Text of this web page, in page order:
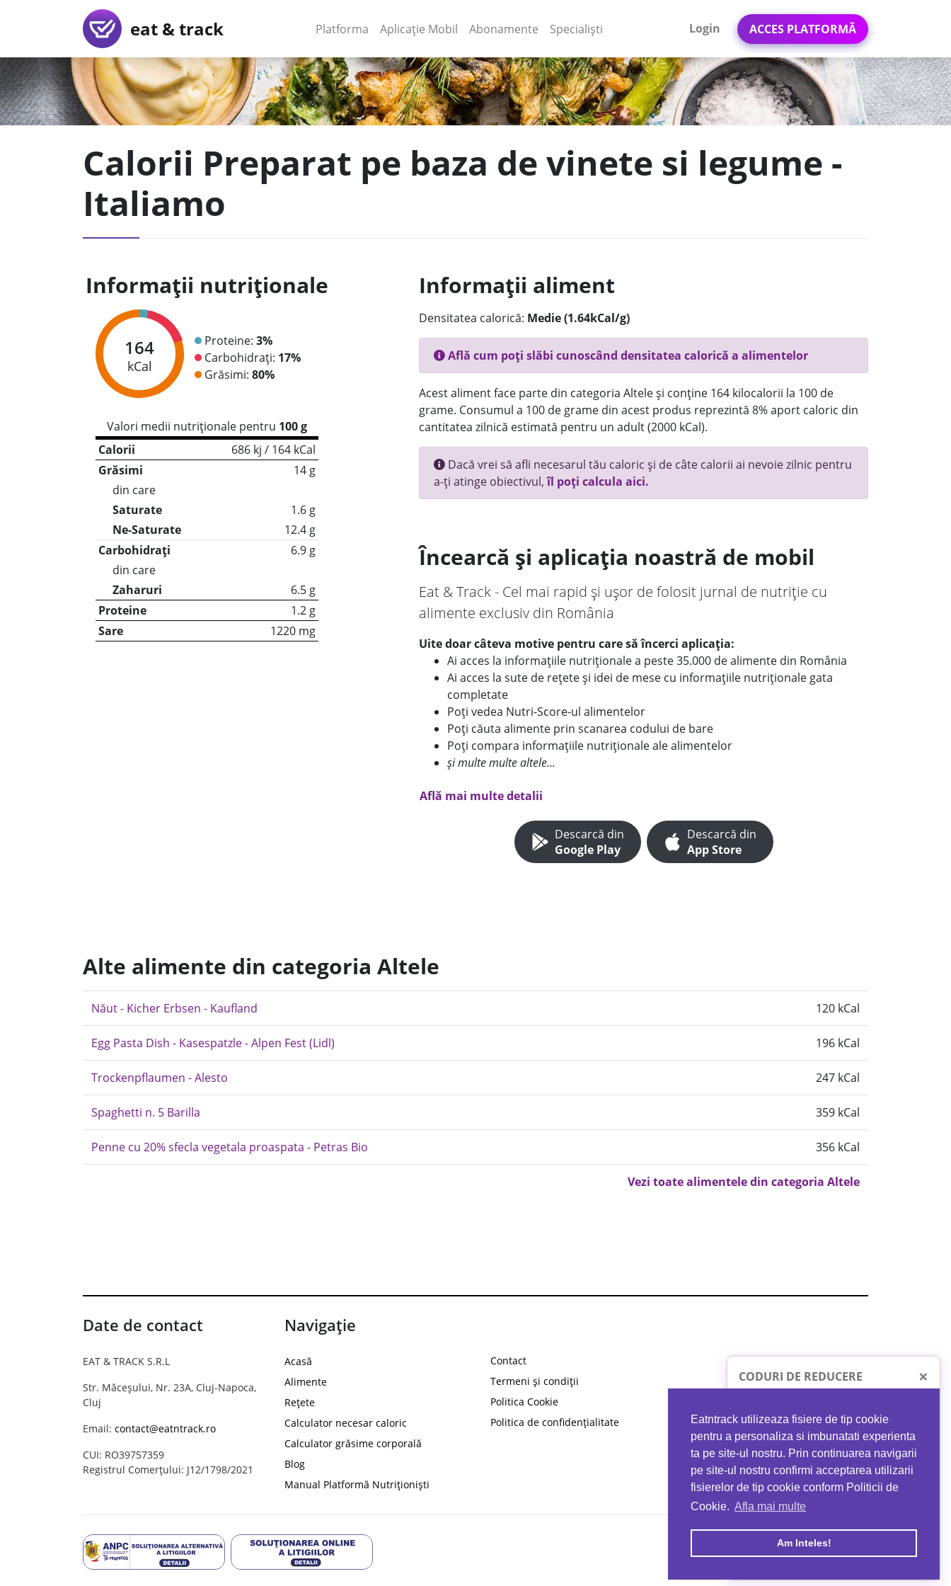
Eatntrack utilizeaza fisiere de tip cookie
pentru a personaliza si imbunatati experienta
ta pe site-ul nostru. Prin continuarea navigarii
pe site-ul nostru confirmi acceptarea utilizarii
fisierelor de tip cookie conform Politicii de
Cookie. Afla mai multe
Am Inteles!
eat & track Platforma (current)
Aplicație Mobil (current)
Abonamente Specialiști Login ACCES PLATFORMĂ
Calorii Preparat pe baza de vinete si legume -
Italiamo
Informații nutriționale
164
kCal
Proteine: 3%
Carbohidrați: 17%
Grăsimi: 80%
Valori medii nutriționale pentru 100 g
Calorii
686 kj / 164 kCal
Grăsimi
14 g
din care
Saturate
1.6 g
Ne-Saturate
12.4 g
Carbohidrați
6.9 g
din care
Zaharuri
6.5 g
Proteine
1.2 g
Sare
1220 mg
Informații aliment
Densitatea calorică: Medie (1.64kCal/g)
Află cum poți slăbi cunoscând densitatea calorică a alimentelor
Acest aliment face parte din categoria Altele și conține 164 kilocalorii la 100 de
grame. Consumul a 100 de grame din acest produs reprezintă 8% aport caloric din
cantitatea zilnică estimată pentru un adult (2000 kCal).
Dacă vrei să afli necesarul tău caloric și de câte calorii ai nevoie zilnic pentru
a-ți atinge obiectivul,îl poți calcula aici.
Încearcă și aplicația noastră de mobil
Eat & Track - Cel mai rapid și ușor de folosit jurnal de nutriție cu
alimente exclusiv din România
Uite doar câteva motive pentru care să încerci aplicația:
Ai acces la informațiile nutriționale a peste 35.000 de alimente din România
Ai acces la sute de rețete și idei de mese cu informațiile nutriționale gata
completate
Poți vedea Nutri-Score-ul alimentelor
Poți căuta alimente prin scanarea codului de bare
Poți compara informațiile nutriționale ale alimentelor
și multe multe altele...
Află mai multe detalii
Descarcă din
Google Play
Descarcă din
App Store
Alte alimente din categoria Altele
Năut - Kicher Erbsen - Kaufland 120 kCal
Egg Pasta Dish - Kasespatzle - Alpen Fest (Lidl) 196 kCal
Trockenpflaumen - Alesto 247 kCal
Spaghetti n. 5 Barilla 359 kCal
Penne cu 20% sfecla vegetala proaspata - Petras Bio 356 kCal
Vezi toate alimentele din categoria Altele
Date de contact
EAT & TRACK S.R.L
Str. Măceșului, Nr. 23A, Cluj-Napoca,
Cluj
Email: contact@eatntrack.ro
CUI: RO39757359
Registrul Comerțului: J12/1798/2021
Navigație
Acasă
Alimente
Rețete
Calculator necesar caloric
Calculator grăsime corporală
Blog
Manual Platformă Nutriționiști
Contact
Termeni și condiții
Politica Cookie
Politica de confidențialitate
CODURI DE REDUCERE ×
PROTO41
reducere la orice comandă
EATNTRACK
MYPROTEIN
Ai40%reducere la orice comandă
folosind codul EATTRACK